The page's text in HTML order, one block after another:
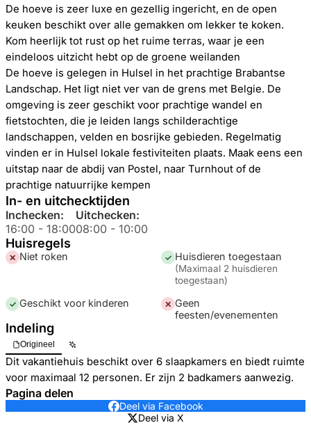
De hoeve is zeer luxe en gezellig ingericht, en de open
keuken beschikt over alle gemakken om lekker te koken.
Kom heerlijk tot rust op het ruime terras, waar je een
eindeloos uitzicht hebt op de groene weilanden
De hoeve is gelegen in Hulsel in het prachtige Brabantse
Landschap. Het ligt niet ver van de grens met Belgie. De
omgeving is zeer geschikt voor prachtige wandel en
fietstochten, die je leiden langs schilderachtige
landschappen, velden en bosrijke gebieden. Regelmatig
vinden er in Hulsel lokale festiviteiten plaats. Maak eens een
uitstap naar de abdij van Postel, naar Turnhout of de
prachtige natuurrijke kempen
In- en uitchecktijden
Inchecken:
16:00 - 18:00
Uitchecken:
08:00 - 10:00
Huisregels
✕ Niet roken ✓ Huisdieren toegestaan
(Maximaal 2 huisdieren
toegestaan)
✓ Geschikt voor kinderen ✕ Geen
feesten/evenementen
Indeling
Origineel
Dit vakantiehuis beschikt over 6 slaapkamers en biedt ruimte
voor maximaal 12 personen. Er zijn 2 badkamers aanwezig.
Pagina delen
Deel via Facebook
Deel via X